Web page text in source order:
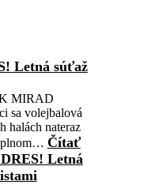
Letná súťaž
MIRAD
sa volejbalová
halách nateraz
plnom… Čítať
Letná